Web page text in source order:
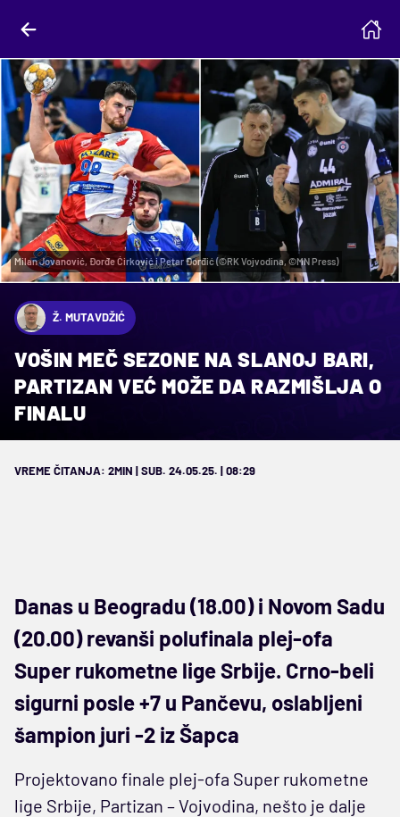
Milan Jovanović, Đorđe Ćirković i Petar Đorđić (©RK Vojvodina, ©MN Press)
Ž. MUTAVDŽIĆ
VOŠIN MEČ SEZONE NA SLANOJ BARI,
PARTIZAN VEĆ MOŽE DA RAZMIŠLJA O
FINALU
VREME ČITANJA: 2MIN | SUB. 24.05.25. | 08:29
Danas u Beogradu (18.00) i Novom Sadu
(20.00) revanši polufinala plej-ofa
Super rukometne lige Srbije. Crno-beli
sigurni posle +7 u Pančevu, oslabljeni
šampion juri -2 iz Šapca
Projektovano finale plej-ofa Super rukometne
lige Srbije, Partizan – Vojvodina, nešto je dalje